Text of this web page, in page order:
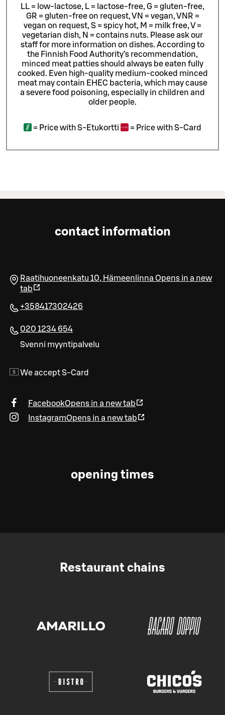
LL = low-lactose, L = lactose-free, G = gluten-free,
GR = gluten-free on request, VN = vegan, VNR =
vegan on request, S = spicy hot, M = milk free, V =
vegetarian dish, N = contains nuts. Please ask our
staff for more information on dishes. According to
the Finnish Food Authority’s recommendation,
minced meat patties should always be eaten fully
cooked. Even high-quality medium-cooked minced
meat may contain EHEC bacteria, which may cause
a severe food poisoning, especially in children and
older people.
= Price with S-Etukortti = Price with S-Card
contact information
Raatihuoneenkatu 10, Hämeenlinna Opens in a new
tab
+358417302426
020 1234 654
Svenni myyntipalvelu
We accept S-Card
FacebookOpens in a new tab
InstagramOpens in a new tab
opening times
Restaurant chains